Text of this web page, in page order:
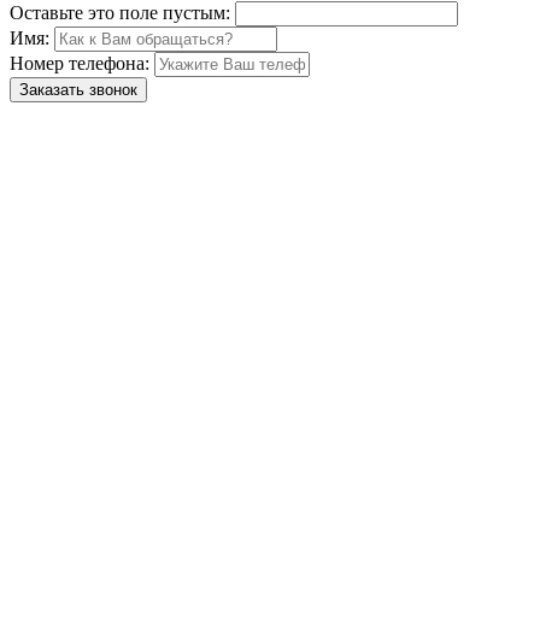
Оставьте это поле пустым:
Имя:
Номер телефона:
Заказать звонок